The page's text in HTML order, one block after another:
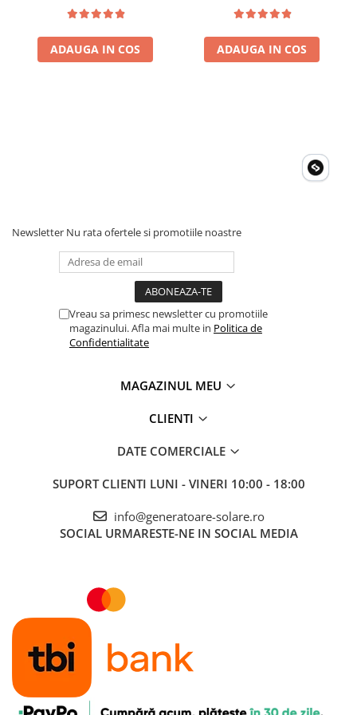
ADAUGA IN COS ADAUGA IN COS
Newsletter Nu rata ofertele si promotiile noastre
Vreau sa primesc newsletter cu promotiile
magazinului. Afla mai multe in Politica de
Confidentialitate
MAGAZINUL MEU
CLIENTI
DATE COMERCIALE
SUPORT CLIENTI LUNI - VINERI 10:00 - 18:00
info@generatoare-solare.ro
SOCIAL URMARESTE-NE IN SOCIAL MEDIA